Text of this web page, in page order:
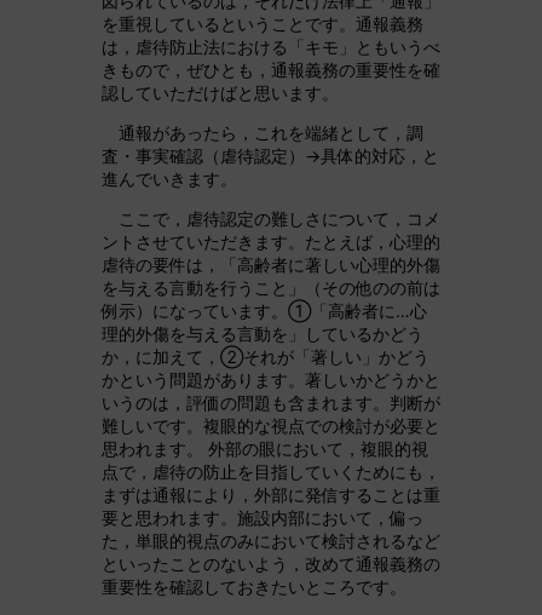
を重視しているということです。通報義務
は，虐待防止法における「キモ」ともいうべ
きもので，ぜひとも，通報義務の重要性を確
認していただけばと思います。
通報があったら，これを端緒として，調
査・事実確認（虐待認定）→具体的対応，と
進んでいきます。
ここで，虐待認定の難しさについて，コメ
ントさせていただきます。たとえば，心理的
虐待の要件は，「高齢者に著しい心理的外傷
を与える言動を行うこと」（その他のの前は
例示）になっています。①「高齢者に…心
理的外傷を与える言動を」しているかどう
か，に加えて，②それが「著しい」かどう
かという問題があります。著しいかどうかと
いうのは，評価の問題も含まれます。判断が
難しいです。複眼的な視点での検討が必要と
思われます。 外部の眼において，複眼的視
点で，虐待の防止を目指していくためにも，
まずは通報により，外部に発信することは重
要と思われます。施設内部において，偏っ
た，単眼的視点のみにおいて検討されるなど
といったことのないよう，改めて通報義務の
重要性を確認しておきたいところです。